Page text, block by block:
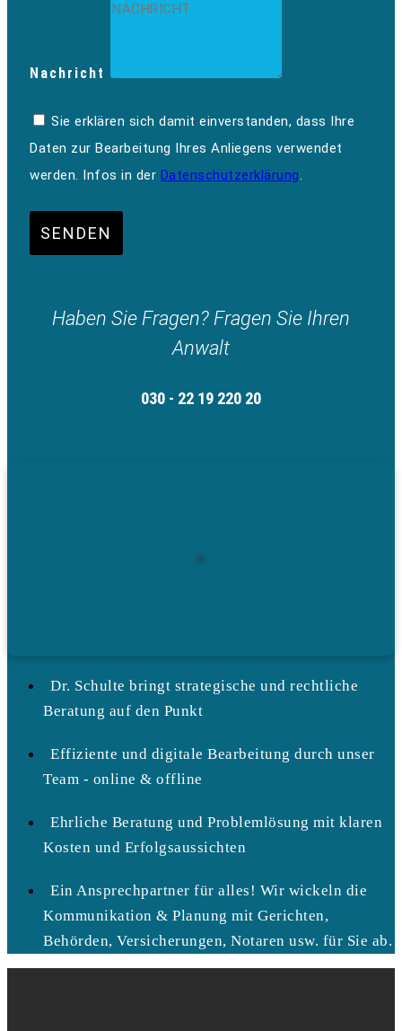
Nachricht
Sie erklären sich damit einverstanden, dass Ihre
Daten zur Bearbeitung Ihres Anliegens verwendet
werden. Infos in der Datenschutzerklärung.
SENDEN
Haben Sie Fragen? Fragen Sie Ihren
Anwalt
030 - 22 19 220 20
Dr. Schulte bringt strategische und rechtliche
Beratung auf den Punkt
Effiziente und digitale Bearbeitung durch unser
Team - online & offline
Ehrliche Beratung und Problemlösung mit klaren
Kosten und Erfolgsaussichten
Ein Ansprechpartner für alles! Wir wickeln die
Kommunikation & Planung mit Gerichten,
Behörden, Versicherungen, Notaren usw. für Sie ab.